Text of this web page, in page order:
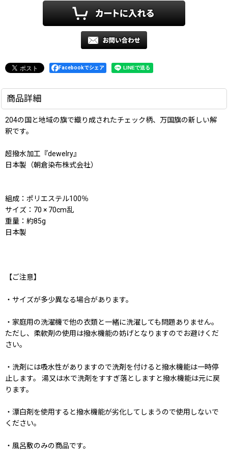
Facebookでシェア
商品詳細
204の国と地域の旗で織り成されたチェック柄、万国旗の新しい解
釈です。
超撥水加工『dewelry』
日本製（朝倉染布株式会社）
組成：ポリエステル100％
サイズ：70 × 70cm乱
重量：約85g
日本製
【ご注意】
・サイズが多少異なる場合があります。
・家庭用の洗濯機で他の衣類と一緒に洗濯しても問題ありません。
ただし、柔軟剤の使用は撥水機能の妨げとなりますのでお避けくだ
さい。
・洗剤には吸水性がありますので洗剤を付けると撥水機能は一時停
止します。 湯又は水で洗剤をすすぎ落としますと撥水機能は元に戻
ります。
・漂白剤を使用すると撥水機能が劣化してしまうので使用しないで
ください。
・風呂敷のみの商品です。